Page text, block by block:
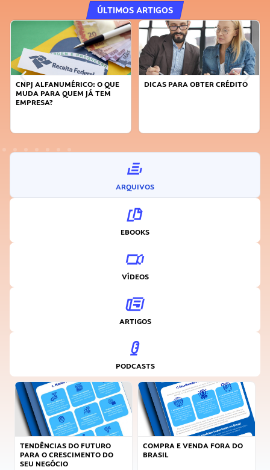
ÚLTIMOS ARTIGOS
CNPJ ALFANUMÉRICO: O QUE
MUDA PARA QUEM JÁ TEM
EMPRESA?
DICAS PARA OBTER CRÉDITO
ARQUIVOS
EBOOKS
VÍDEOS
ARTIGOS
PODCASTS
TENDÊNCIAS DO FUTURO
PARA O CRESCIMENTO DO
SEU NEGÓCIO
COMPRA E VENDA FORA DO
BRASIL